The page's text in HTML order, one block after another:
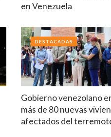
en Venezuela
Gobierno venezolano
más de 80 nuevas
afectados del
DESTACADAS